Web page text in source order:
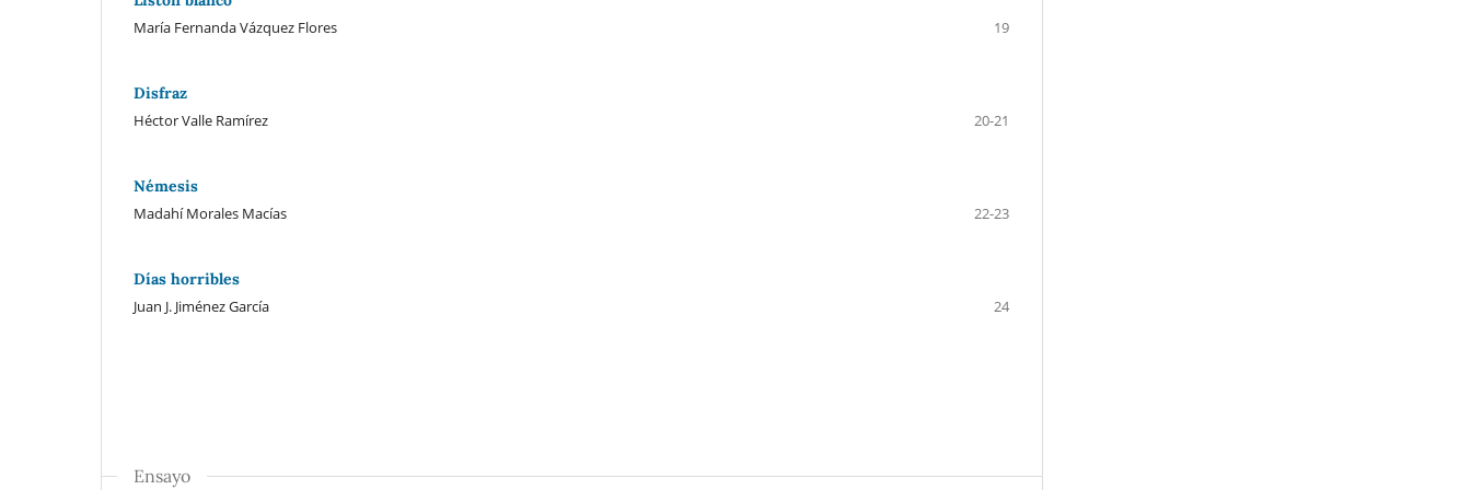
María Fernanda Vázquez Flores
19
Disfraz
Héctor Valle Ramírez
20-21
Némesis
Madahí Morales Macías
22-23
Días horribles
Juan J. Jiménez García
24
Ensayo